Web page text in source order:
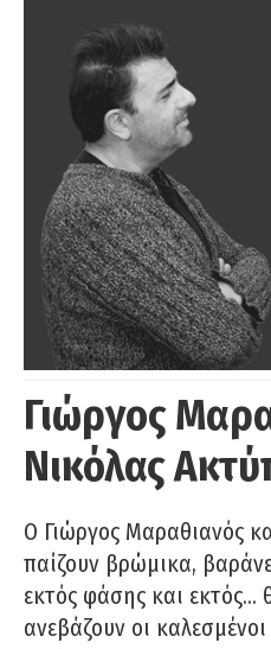
Γιώργος
Νικόλας
Ο Γιώργος Μαραθιανός
παίζουν βρώμικα,
εκτός φάσης και εκτός…
ανεβάζουν οι